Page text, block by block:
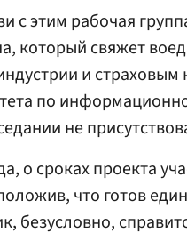
с этим рабочая
который свяжет
и
по
не
о сроках проекта
что готов
безусловно,